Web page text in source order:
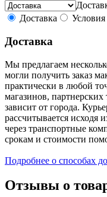
Доставка
Доставка
Мы предлагаем
могли получить заказ
практически в любой
магазинов,
зависит от города.
рассчитывается исходя
через транспортные
срокам и стоимости
Подробнее о способах
Отзывы о